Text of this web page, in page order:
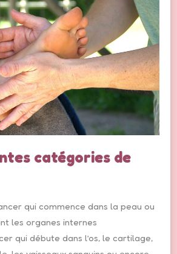
catégories de
qui commence dans la peau ou
les organes internes
qui débute dans l’os, le cartilage,